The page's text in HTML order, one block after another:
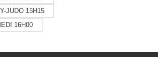
JUDO 15H15
16H00